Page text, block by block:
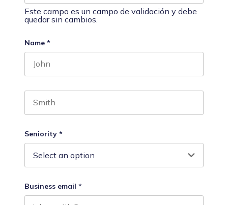
Este campo es un campo de validación y debe
quedar sin cambios.
Name *
Seniority *
Business email *